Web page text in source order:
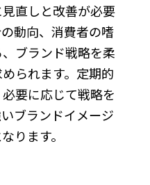
直しと改善が必要
動向、消費者の嗜
ブランド戦略を柔
られます。定期的
要に応じて戦略を
ブランドイメージ
ります。